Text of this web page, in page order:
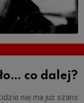
co dalej?
nie ma już szans